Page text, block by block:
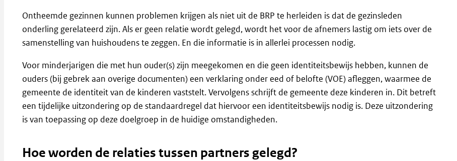
Ontheemde gezinnen kunnen problemen krijgen als niet uit de BRP te herleiden is dat de gezinsleden
onderling gerelateerd zijn. Als er geen relatie wordt gelegd, wordt het voor de afnemers lastig om iets over de
samenstelling van huishoudens te zeggen. En die informatie is in allerlei processen nodig.
Voor minderjarigen die met hun ouder(s) zijn meegekomen en die geen identiteitsbewijs hebben, kunnen de
ouders (bij gebrek aan overige documenten) een verklaring onder eed of belofte (VOE) afleggen, waarmee de
gemeente de identiteit van de kinderen vaststelt. Vervolgens schrijft de gemeente deze kinderen in. Dit betreft
een tijdelijke uitzondering op de standaardregel dat hiervoor een identiteitsbewijs nodig is. Deze uitzondering
is van toepassing op deze doelgroep in de huidige omstandigheden.
Hoe worden de relaties tussen partners gelegd?